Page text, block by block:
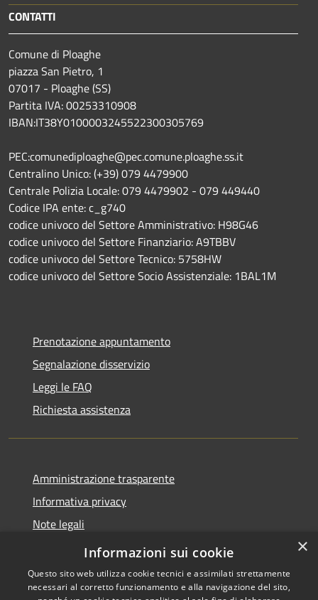
CONTATTI
Comune di Ploaghe
piazza San Pietro, 1
07017 - Ploaghe (SS)
Partita IVA: 00253310908
IBAN:IT38Y0100003245522300305769
PEC:comunediploaghe@pec.comune.ploaghe.ss.it
Centralino Unico: (+39) 079 4479900
Centrale Polizia Locale: 079 4479902 - 079 449440
Codice IPA ente: c_g740
codice univoco del Settore Amministrativo: H98G46
codice univoco del Settore Finanziario: A9TBBV
codice univoco del Settore Tecnico: 5758HW
codice univoco del Settore Socio Assistenziale: 1BAL1M
Prenotazione appuntamento
Segnalazione disservizio
Leggi le FAQ
Richiesta assistenza
Amministrazione trasparente
Informativa privacy
Note legali
Dichiarazione di accessibilità
×
Informazioni sui cookie
Questo sito web utilizza cookie tecnici e assimilati strettamente
necessari al corretto funzionamento e alla navigazione del sito,